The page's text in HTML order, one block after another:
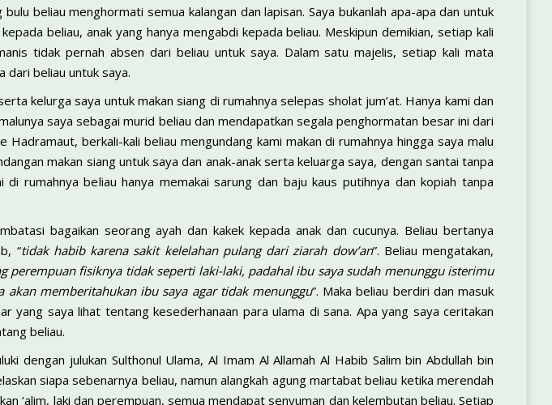
beliau menghormati semua kalangan dan lapisan. Saya bukanlah apa-apa dan untuk
beliau, anak yang hanya mengabdi kepada beliau. Meskipun demikian, setiap kali
tidak pernah absen dari beliau untuk saya. Dalam satu majelis, setiap kali mata
dari beliau untuk saya.
kelurga saya untuk makan siang di rumahnya selepas sholat jum’at. Hanya kami dan
saya sebagai murid beliau dan mendapatkan segala penghormatan besar ini dari
Hadramaut, berkali-kali beliau mengundang kami makan di rumahnya hingga saya malu
makan siang untuk saya dan anak-anak serta keluarga saya, dengan santai tanpa
rumahnya beliau hanya memakai sarung dan baju kaus putihnya dan kopiah tanpa
bagaikan seorang ayah dan kakek kepada anak dan cucunya. Beliau bertanya
“tidak habib karena sakit kelelahan pulang dari ziarah dow’an”. Beliau mengatakan,
perempuan fisiknya tidak seperti laki-laki, padahal ibu saya sudah menunggu isterimu
akan memberitahukan ibu saya agar tidak menunggu”. Maka beliau berdiri dan masuk
yang saya lihat tentang kesederhanaan para ulama di sana. Apa yang saya ceritakan
beliau.
dengan julukan Sulthonul Ulama, Al Imam Al Allamah Al Habib Salim bin Abdullah bin
siapa sebenarnya beliau, namun alangkah agung martabat beliau ketika merendah
‘alim, laki dan perempuan, semua mendapat senyuman dan kelembutan beliau. Setiap